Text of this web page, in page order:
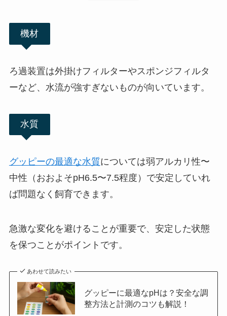
機材
ろ過装置は外掛けフィルターやスポンジフィルタ
ーなど、水流が強すぎないものが向いています。
水質
グッピーの最適な水質については弱アルカリ性〜
中性（おおよそpH6.5〜7.5程度）で安定していれ
ば問題なく飼育できます。
急激な変化を避けることが重要で、安定した状態
を保つことがポイントです。
あわせて読みたい
グッピーに最適なpHは？安全な調
整方法と計測のコツも解説！